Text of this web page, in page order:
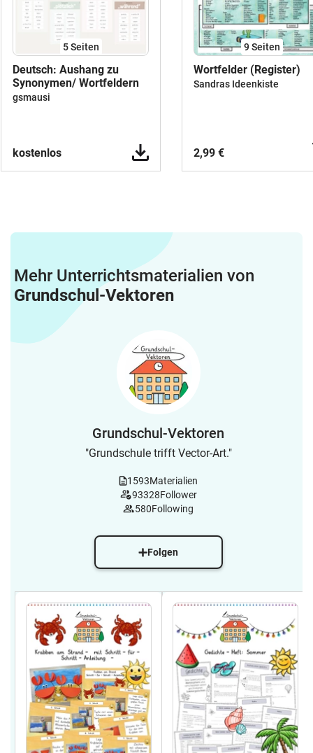
5Seiten
Deutsch: Aushang zu
Synonymen/ Wortfeldern
gsmausi
kostenlos
9Seiten
Wortfelder (Register)
Sandras Ideenkiste
2,99 €
Mehr Unterrichtsmaterialien von
Grundschul-Vektoren
Grundschul-Vektoren
"Grundschule trifft Vector-Art."
1593Materialien
93328Follower
580Following
Folgen